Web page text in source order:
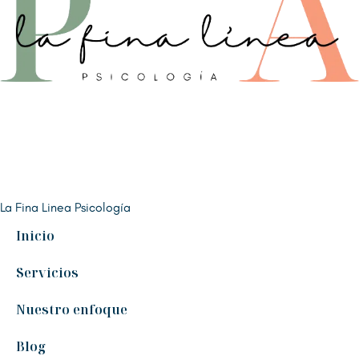
La Fina Linea Psicología
Inicio
Servicios
Nuestro enfoque
Blog